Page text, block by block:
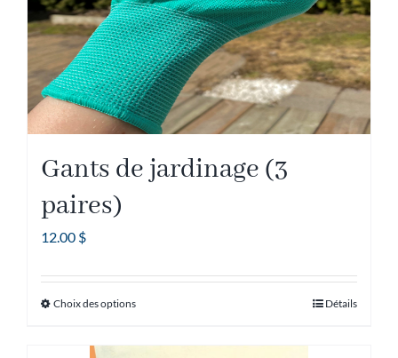
sur
la
page
du
produit
Gants de jardinage (3
paires)
12.00 $
Choix des optionsCe
Détails